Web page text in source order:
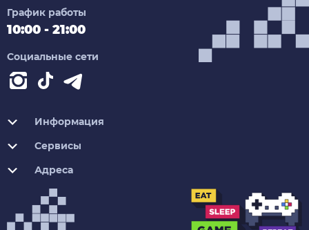
График работы
10:00 - 21:00
Социальные сети
Информация
Сервисы
Адреса